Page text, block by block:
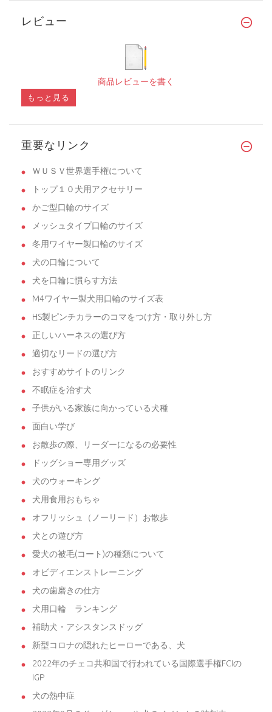
レビュー
商品レビューを書く
もっと見る
重要なリンク
ＷＵＳＶ世界選手権について
トップ１０犬用アクセサリー
かご型口輪のサイズ
メッシュタイプ口輪のサイズ
冬用ワイヤー製口輪のサイズ
犬の口輪について
犬を口輪に慣らす方法
M4ワイヤー製犬用口輪のサイズ表
HS製ピンチカラーのコマをつけ方・取り外し方
正しいハーネスの選び方
適切なリードの選び方
おすすめサイトのリンク
不眠症を治す犬
子供がいる家族に向かっている犬種
面白い学び
お散歩の際、リーダーになるの必要性
ドッグショー専用グッズ
犬のウォーキング
犬用食用おもちゃ
オフリッシュ（ノーリード）お散歩
犬との遊び方
愛犬の被毛(コート)の種類について
オビディエンストレーニング
犬の歯磨きの仕方
犬用口輪 ランキング
補助犬・アシスタンスドッグ
新型コロナの隠れたヒーローである、犬
2022年のチェコ共和国で行われている国際選手権FCIの
IGP
犬の熱中症